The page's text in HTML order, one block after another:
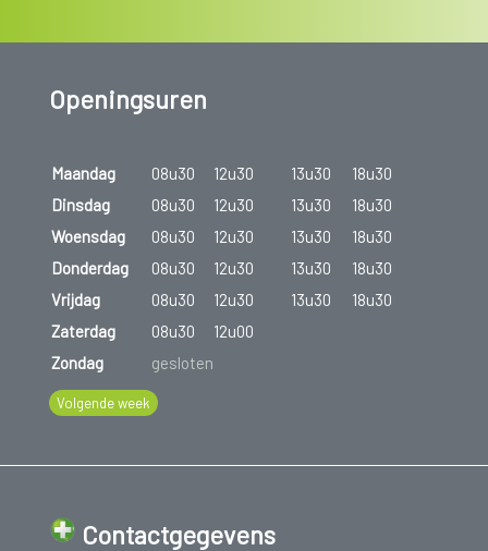
Openingsuren
Maandag 08u30 12u30 13u30
18u30
Dinsdag
08u30 12u30 13u30
18u30
Woensdag
08u30 12u30 13u30
18u30
Donderdag
08u30 12u30 13u30
18u30
Vrijdag
08u30 12u30 13u30
18u30
Zaterdag
08u30
12u00
Zondag
gesloten
Volgende week
Contactgegevens